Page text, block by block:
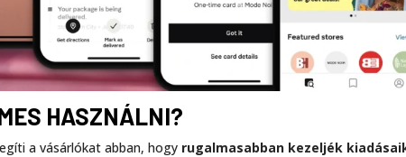
HASZNÁLNI?
a vásárlókat abban, hogy rugalmasabban kezeljék